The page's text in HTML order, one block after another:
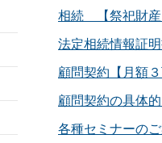
相続 【祭祀財産
法定相続情報証
顧問契約【月額
顧問契約の具体
各種セミナーの